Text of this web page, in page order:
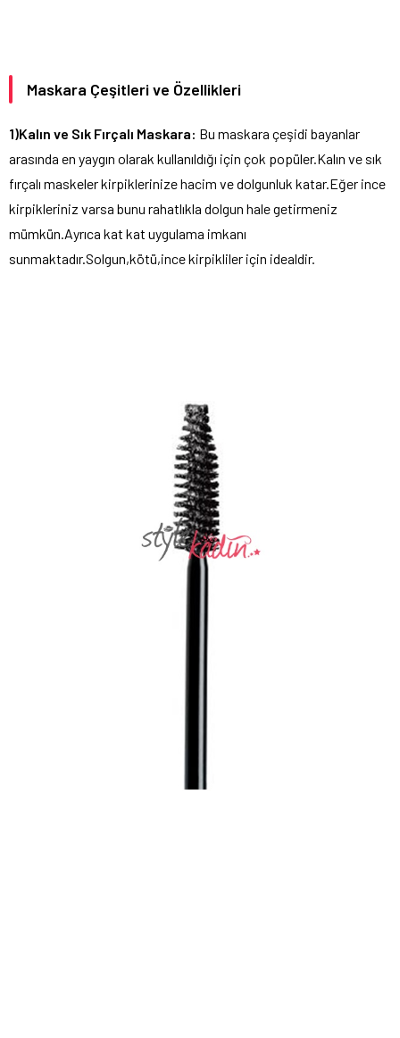
Maskara Çeşitleri ve Özellikleri
1)Kalın ve Sık Fırçalı Maskara: Bu maskara çeşidi bayanlar
arasında en yaygın olarak kullanıldığı için çok popüler.Kalın ve sık
fırçalı maskeler kirpiklerinize hacim ve dolgunluk katar.Eğer ince
kirpikleriniz varsa bunu rahatlıkla dolgun hale getirmeniz
mümkün.Ayrıca kat kat uygulama imkanı
sunmaktadır.Solgun,kötü,ince kirpikliler için idealdir.